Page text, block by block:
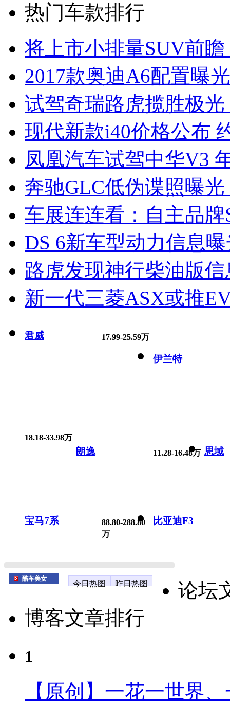
热门车款排行
将上市小排量SUV前
2017款奥迪A6配置曝
试驾奇瑞路虎揽胜极
现代新款i40价格公布
凤凰汽车试驾中华V3
奔驰GLC低伪谍照曝
车展连连看：自主品牌
DS 6新车型动力信息
路虎发现神行柴油版
新一代三菱ASX或推
君威 17.99-25.59万
伊兰特
18.18-33.98万
朗逸 11.28-16.48万 思域
宝马7系
88.80-288.80
万
比亚迪F3
酷车美女
今日热图 昨日热图
论坛
博客文章排行
1
【原创】一花一世界